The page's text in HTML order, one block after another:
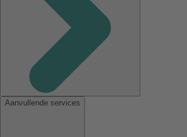
Aanvullende services